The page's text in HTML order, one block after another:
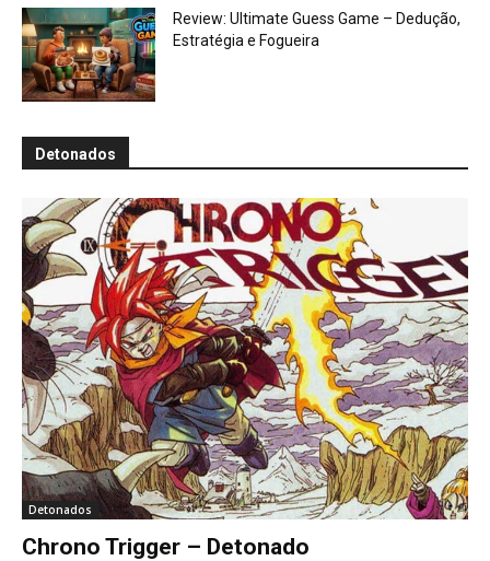
Review: Ultimate Guess Game – Dedução,
Estratégia e Fogueira
Detonados
Detonados
Chrono Trigger – Detonado